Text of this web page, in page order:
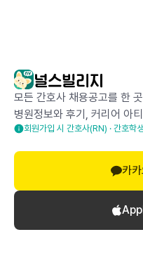
로그인하고 댓글 달기
모든 간호사 채용공고를 한
병원정보와 후기, 커리어 아
회원가입 시 간호사(RN) · 간호학
카